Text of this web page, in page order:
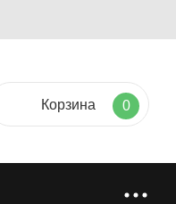
Корзина 0